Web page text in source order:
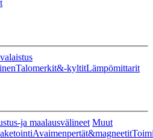
Talomerkit&-kyltitLämpömittarit
ja maalausvälineet Muut
Avaimenpertät&magneetit